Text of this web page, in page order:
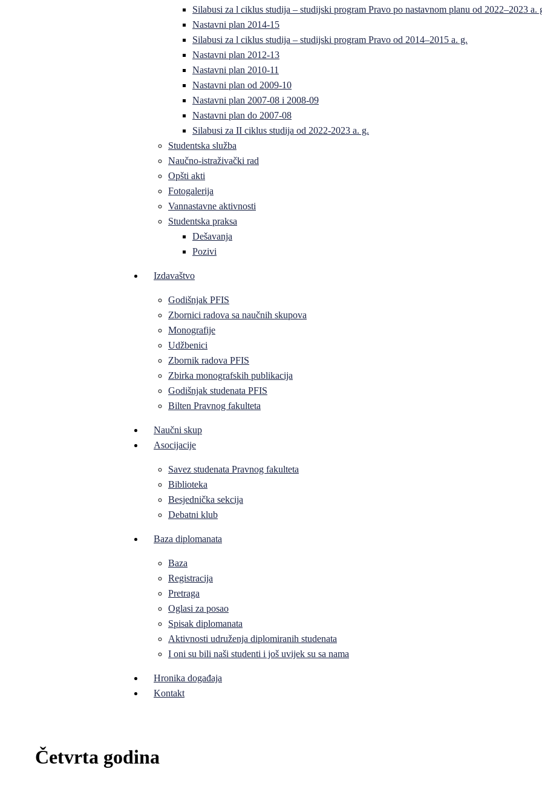
Silabusi za l ciklus studija – studijski program Pravo po nastavnom planu od 2022–2023 a.
Nastavni plan 2014-15
Silabusi za l ciklus studija – studijski program Pravo od 2014–2015 a. g.
Nastavni plan 2012-13
Nastavni plan 2010-11
Nastavni plan od 2009-10
Nastavni plan 2007-08 i 2008-09
Nastavni plan do 2007-08
Silabusi za II ciklus studija od 2022-2023 a. g.
Studentska služba
Naučno-istraživački rad
Opšti akti
Fotogalerija
Vannastavne aktivnosti
Studentska praksa
Dešavanja
Pozivi
Izdavaštvo
Godišnjak PFIS
Zbornici radova sa naučnih skupova
Monografije
Udžbenici
Zbornik radova PFIS
Zbirka monografskih publikacija
Godišnjak studenata PFIS
Bilten Pravnog fakulteta
Naučni skup
Asocijacije
Savez studenata Pravnog fakulteta
Biblioteka
Besjednička sekcija
Debatni klub
Baza diplomanata
Baza
Registracija
Pretraga
Oglasi za posao
Spisak diplomanata
Aktivnosti udruženja diplomiranih studenata
I oni su bili naši studenti i još uvijek su sa nama
Hronika događaja
Kontakt
Četvrta godina